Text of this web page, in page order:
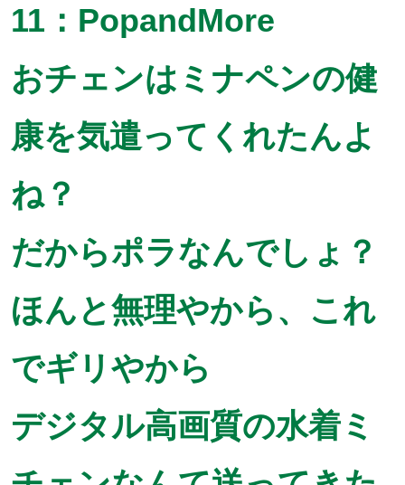
11：PopandMore
おチェンはミナペンの健
康を気遣ってくれたんよ
ね？
だからポラなんでしょ？
ほんと無理やから、これ
でギリやから
デジタル高画質の水着ミ